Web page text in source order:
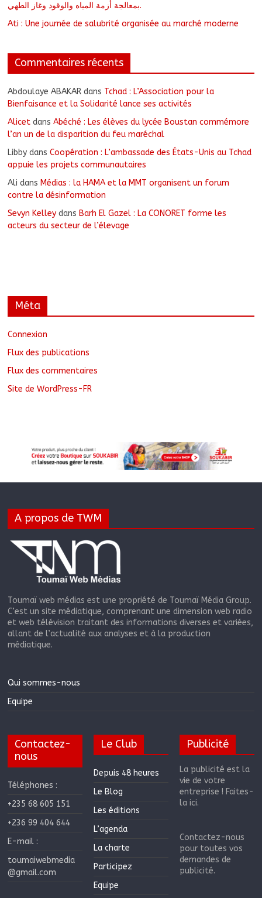
بمعالجة أزمة المياه والوقود وغاز الطهي.
Ati : Une journée de salubrité organisée au marché moderne
Commentaires récents
Abdoulaye ABAKAR dans Tchad : L’Association pour la
Bienfaisance et la Solidarité lance ses activités
Alicet dansAbéché : Les élèves du lycée Boustan commémore
l’an un de la disparition du feu maréchal
Libby dansCoopération : L’ambassade des États-Unis au Tchad
appuie les projets communautaires
Ali dansMédias : la HAMA et la MMT organisent un forum
contre la désinformation
Sevyn Kelley dansBarh El Gazel : La CONORET forme les
acteurs du secteur de l’élevage
Méta
Connexion
Flux des publications
Flux des commentaires
Site de WordPress-FR
A propos de TWM
Toumaï web médias est une propriété de Toumaï Média Group.
C’est un site médiatique, comprenant une dimension web radio
et web télévision traitant des informations diverses et variées,
allant de l’actualité aux analyses et à la production
médiatique.
Qui sommes-nous
Equipe
Contactez-
nous
Téléphones :
+235 68 605 151
+236 99 404 644
E-mail :
toumaiwebmedia
@gmail.com
Le Club
Depuis 48 heures
Le Blog
Les éditions
L’agenda
La charte
Participez
Equipe
Publicité
La publicité est la
vie de votre
entreprise ! Faites-
la ici.
Contactez-nous
pour toutes vos
demandes de
publicité.